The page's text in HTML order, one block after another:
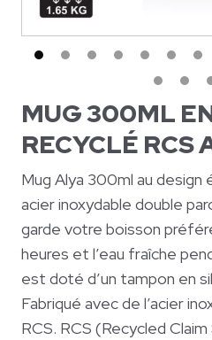
MUG 300ML
RECYCLÉ RCS
Mug Alya 300ml au design
acier inoxydable double
garde votre boisson
heures et l’eau fraîche
est doté d’un tampon en
Fabriqué avec de l’acier
RCS. RCS (Recycled